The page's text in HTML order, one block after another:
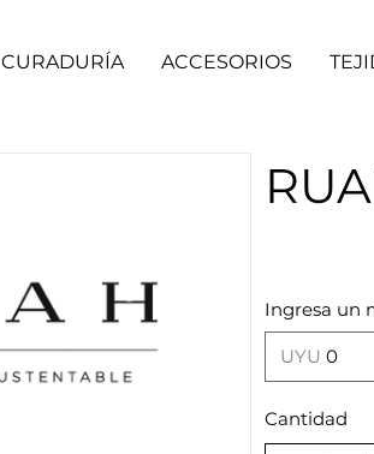
CURADURÍA ACCESORIOS
Ingresa un
UYU
Cantidad